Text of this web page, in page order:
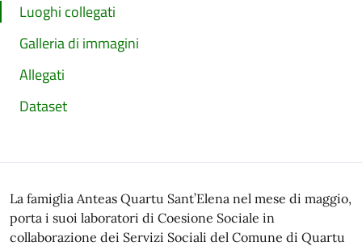
Luoghi collegati
Galleria di immagini
Allegati
Dataset
La famiglia Anteas Quartu Sant’Elena nel mese di maggio,
porta i suoi laboratori di Coesione Sociale in
collaborazione dei Servizi Sociali del Comune di Quartu